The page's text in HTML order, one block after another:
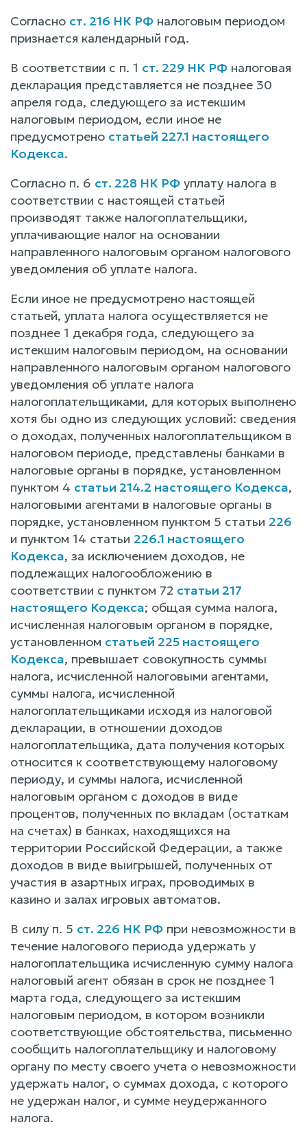
Согласно ст. 216 НК РФ налоговым периодом
признается календарный год.
В соответствии с п. 1 ст. 229 НК РФ налоговая
декларация представляется не позднее 30
апреля года, следующего за истекшим
налоговым периодом, если иное не
предусмотрено статьей 227.1 настоящего
Кодекса.
Согласно п. 6 ст. 228 НК РФ уплату налога в
соответствии с настоящей статьей
производят также налогоплательщики,
уплачивающие налог на основании
направленного налоговым органом налогового
уведомления об уплате налога.
Если иное не предусмотрено настоящей
статьей, уплата налога осуществляется не
позднее 1 декабря года, следующего за
истекшим налоговым периодом, на основании
направленного налоговым органом налогового
уведомления об уплате налога
налогоплательщиками, для которых выполнено
хотя бы одно из следующих условий: сведения
о доходах, полученных налогоплательщиком в
налоговом периоде, представлены банками в
налоговые органы в порядке, установленном
пунктом 4 статьи 214.2 настоящего Кодекса,
налоговыми агентами в налоговые органы в
порядке, установленном пунктом 5 статьи 226
и пунктом 14 статьи 226.1 настоящего
Кодекса, за исключением доходов, не
подлежащих налогообложению в
соответствии с пунктом 72 статьи 217
настоящего Кодекса; общая сумма налога,
исчисленная налоговым органом в порядке,
установленном статьей 225 настоящего
Кодекса, превышает совокупность суммы
налога, исчисленной налоговыми агентами,
суммы налога, исчисленной
налогоплательщиками исходя из налоговой
декларации, в отношении доходов
налогоплательщика, дата получения которых
относится к соответствующему налоговому
периоду, и суммы налога, исчисленной
налоговым органом с доходов в виде
процентов, полученных по вкладам (остаткам
на счетах) в банках, находящихся на
территории Российской Федерации, а также
доходов в виде выигрышей, полученных от
участия в азартных играх, проводимых в
казино и залах игровых автоматов.
В силу п. 5 ст. 226 НК РФ при невозможности в
течение налогового периода удержать у
налогоплательщика исчисленную сумму налога
налоговый агент обязан в срок не позднее 1
марта года, следующего за истекшим
налоговым периодом, в котором возникли
соответствующие обстоятельства, письменно
сообщить налогоплательщику и налоговому
органу по месту своего учета о невозможности
удержать налог, о суммах дохода, с которого
не удержан налог, и сумме неудержанного
налога.